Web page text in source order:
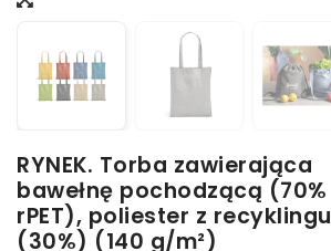
RYNEK. Torba zawierająca
bawełnę pochodzącą (70%
rPET), poliester z recyklingu
(30%) (140 g/m²)